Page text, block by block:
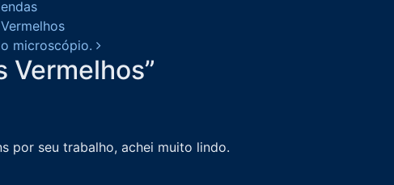
microscópio.
Vermelhos”
por seu trabalho, achei muito lindo.